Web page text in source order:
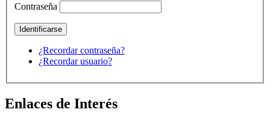
Contraseña
¿Recordar contraseña?
¿Recordar usuario?
Enlaces de Interés